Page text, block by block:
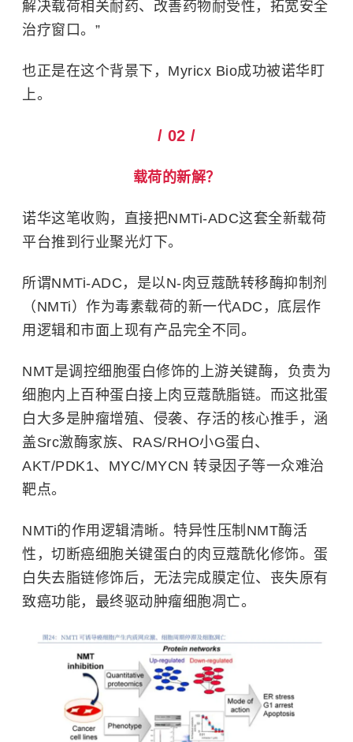
解决载荷相关耐药、改善药物耐受性，拓宽安全
治疗窗口。”
也正是在这个背景下，Myricx Bio成功被诺华盯
上。
/ 02 /
载荷的新解？
诺华这笔收购，直接把NMTi-ADC这套全新载荷
平台推到行业聚光灯下。
所谓NMTi-ADC，是以N-肉豆蔻酰转移酶抑制剂
（NMTi）作为毒素载荷的新一代ADC，底层作
用逻辑和市面上现有产品完全不同。
NMT是调控细胞蛋白修饰的上游关键酶，负责为
细胞内上百种蛋白接上肉豆蔻酰脂链。而这批蛋
白大多是肿瘤增殖、侵袭、存活的核心推手，涵
盖Src激酶家族、RAS/RHO小G蛋白、
AKT/PDK1、MYC/MYCN 转录因子等一众难治
靶点。
NMTi的作用逻辑清晰。特异性压制NMT酶活
性，切断癌细胞关键蛋白的肉豆蔻酰化修饰。蛋
白失去脂链修饰后，无法完成膜定位、丧失原有
致癌功能，最终驱动肿瘤细胞凋亡。